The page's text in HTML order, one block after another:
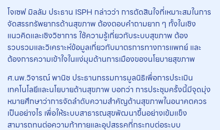
โจเซฟ มิลลัม ประธาน ISPH กล่าวว่า การตัดสินใจที่เหมาะสมในการ
จัดสรรทรัพยากรด้านสุขภาพ ต้องตอบคำถามยาก ๆ ทั้งในเชิง
แนวคิดและเชิงวิชาการ ใช้ความรู้เกี่ยวกับระบบสุขภาพ ต้อง
รวบรวมและวิเคราะห์ข้อมูลเกี่ยวกับมาตรการทางการแพทย์ และ
ต้องการความเข้าใจในแง่มุมด้านการเมืองของนโยบายสุขภาพ
ศ.นพ.วิจารณ์ พานิช ประธานกรรมการมูลนิธิเพื่อการประเมิน
เทคโนโลยีและนโยบายด้านสุขภาพ บอกว่า การประชุมครั้งนี้มีจุดมุ่ง
หมายศึกษาว่าการจัดลำดับความสำคัญด้านสุขภาพในอนาคตควร
เป็นอย่างไร เพื่อให้ระบบสาธารณสุขพัฒนาขึ้นอย่างเข้มแข็ง
สามารถทนต่อความท้าทายและอุปสรรคที่กระทบต่อระบบ